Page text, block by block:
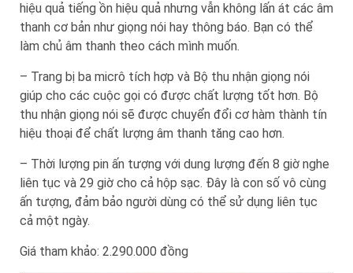
hiệu quả tiếng ồn hiệu quả nhưng vẫn không lấn át các âm
thanh cơ bản như giọng nói hay thông báo. Bạn có thể
làm chủ âm thanh theo cách mình muốn.
– Trang bị ba micrô tích hợp và Bộ thu nhận giọng nói
giúp cho các cuộc gọi có được chất lượng tốt hơn. Bộ
thu nhận giọng nói sẽ được chuyển đổi cơ hàm thành tín
hiệu thoại để chất lượng âm thanh tăng cao hơn.
– Thời lượng pin ấn tượng với dung lượng đến 8 giờ nghe
liên tục và 29 giờ cho cả hộp sạc. Đây là con số vô cùng
ấn tượng, đảm bảo người dùng có thể sử dụng liên tục
cả một ngày.
Giá tham khảo: 2.290.000 đồng